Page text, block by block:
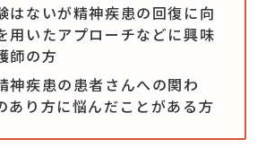
はないが精神疾患の回復に向
用いたアプローチなどに興味
師の方
神疾患の患者さんへの関わ
あり方に悩んだことがある方